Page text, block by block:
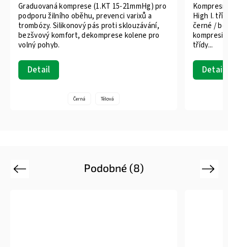
Detail
Graduovaná komprese (1.KT 15-21mmHg) pro
podporu žilního oběhu, prevenci varixů a
trombózy. Silikonový pás proti sklouzávání,
bezšvový komfort, dekomprese kolene pro
volný pohyb.
Černá Tělová
Detail
High I.
černé / béžové
třídy...
Podobné (8)
Previous Next